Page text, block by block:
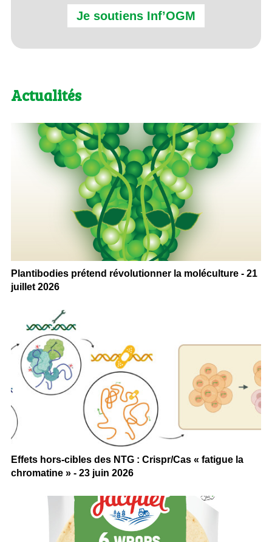
Je soutiens Inf’OGM
Actualités
Plantibodies prétend révolutionner la moléculture - 21
juillet 2026
Effets hors-cibles des NTG : Crispr/Cas « fatigue la
chromatine » - 23 juin 2026